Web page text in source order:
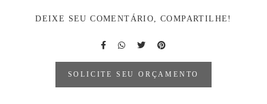
DEIXE SEU COMENTÁRIO, COMPARTILHE!
SOLICITE SEU ORÇAMENTO